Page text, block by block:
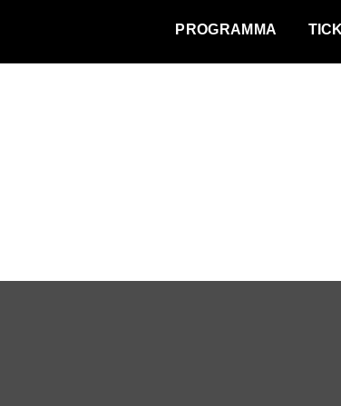
PROGRAMMA